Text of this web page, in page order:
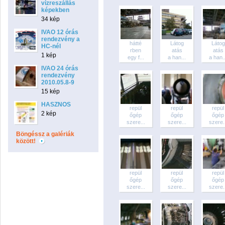
vízreszállás
képekben
34 kép
IVAO 12 órás
rendezvény a
HC-nél
1 kép
IVAO 24 órás
rendezvény
2010.05.8-9
15 kép
HASZNOS
2 kép
Böngéssz a galériák
között!
hátté
rben
egy f...
Látog
atás
a han...
Látog
atás
a
repül
őgép
szere...
repül
őgép
szere...
repül
őgép
repül
őgép
szere...
repül
őgép
szere...
repül
őgép